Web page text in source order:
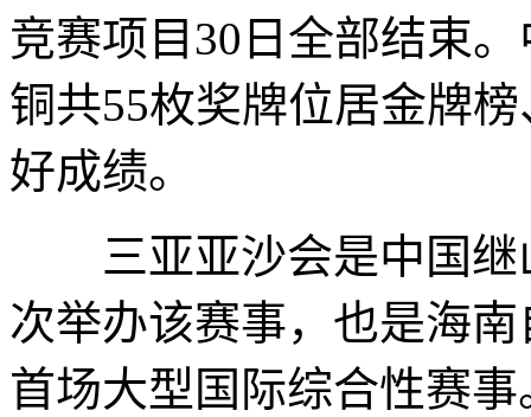
竞赛项目30日全部结束
铜共55枚奖牌位居金牌
好成绩。
三亚亚沙会是中国继
次举办该赛事，也是海
首场大型国际综合性赛事